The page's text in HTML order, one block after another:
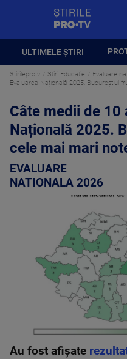
ULTIMELE ȘTIRI
Stirileprotv Stiri Educatie Evaluare
Evaluarea Națională 2025. Bucureștiul
Câte medii de 10
Națională 2025.
cele mai mari
EVALUARE
NATIONALA 2026
Au fost afișate